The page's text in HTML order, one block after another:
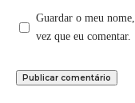
Guardar o meu
vez que eu comentar.